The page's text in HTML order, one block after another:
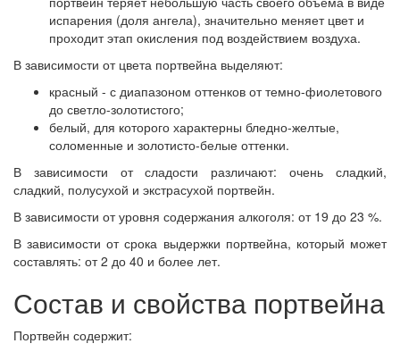
испарения (доля ангела), значительно меняет цвет и
проходит этап окисления под воздействием воздуха.
В зависимости от цвета портвейна выделяют:
красный - с диапазоном оттенков от темно-фиолетового
до светло-золотистого;
белый, для которого характерны бледно-желтые,
соломенные и золотисто-белые оттенки.
В зависимости от сладости различают: очень сладкий,
сладкий, полусухой и экстрасухой портвейн.
В зависимости от уровня содержания алкоголя: от 19 до 23 %.
В зависимости от срока выдержки портвейна, который может
составлять: от 2 до 40 и более лет.
Состав и свойства портвейна
Портвейн содержит: